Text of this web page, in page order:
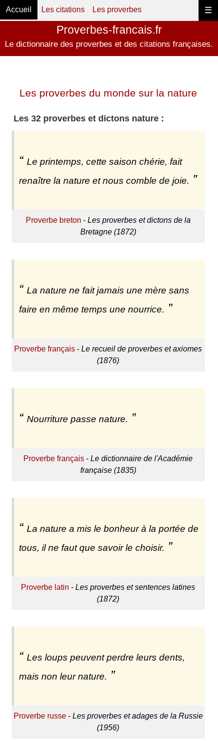
☰
Accueil Les citations Les proverbes
Proverbes-francais.fr
Le dictionnaire des proverbes et des citations françaises.
Les proverbes du monde sur la nature
Les 32 proverbes et dictons nature :
Le printemps, cette saison chérie, fait
renaître la nature et nous comble de joie.
Proverbe breton - Les proverbes et dictons de la
Bretagne (1872)
La nature ne fait jamais une mère sans
faire en même temps une nourrice.
Proverbe français -Le recueil de proverbes et axiomes
(1876)
Nourriture passe nature.
Proverbe français -Le dictionnaire de l'Académie
française (1835)
La nature a mis le bonheur à la portée de
tous, il ne faut que savoir le choisir.
Proverbe latin -Les proverbes et sentences latines
(1872)
Les loups peuvent perdre leurs dents,
mais non leur nature.
Proverbe russe- Les proverbes et adages de la Russie
(1956)